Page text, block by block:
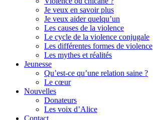
Je veux en savoir plus
Je veux aider quelqu’un
Les causes de la violence
Le cycle de la violence conjugale
Les différentes formes de violence
Les mythes et réalités
Jeunesse
Qu’est-ce qu’une relation saine ?
Le cœur
Nouvelles
Donateurs
Les voix d’Alice
Contact